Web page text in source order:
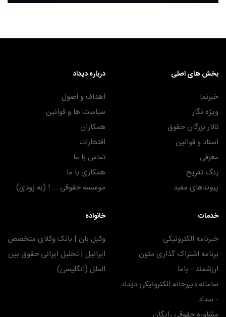
بخش های اصلی
خبرنما
ویژه نگار
تالار بزرگان حقوق
اسناد و قوانین
معرفی
زنگ تفریح
پیوندهای مفید
درباره دیداد
اهداف و اصول
سیاست ها و قوانین
همکاران
افتخارات
تماس با ما
همکاری با ما
موسسه حقوقی ... ! (به زودی)
خدمات
خبرنامه الکترونیکی
برنامه اشتراک گذاری متون
ارزشمند - باما
سامانه دبیرخانه الکترونیکی دیداد
- سداد
خانواده
وکیل بان | بانک وکلای متخصص
ایرانیل | تحلیل ایرانی حقوق بین
الملل (انگلیسی)